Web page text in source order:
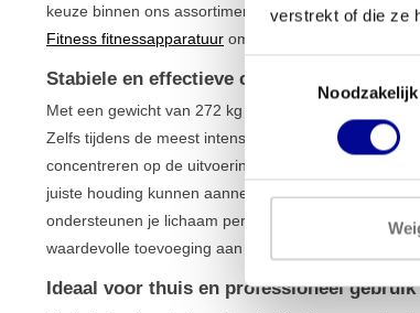
verstrekt of die ze
Noodzakelijk
keuze binnen ons assortiment
krachtapparatuur. Het
Fitness fitnessapparatuur om bekend staat.
Stabiele en effectieve core training
Met een gewicht van 272 kg biedt de Life Fitness
Zelfs tijdens de meest intensieve trainingen blijft dit
concentreren op de uitvoering. De machine is
juiste houding kunnen aannemen voor een
ondersteunen je lichaam perfect, terwijl je de
waardevolle toevoeging aan elke trainingsruimte
Ideaal voor thuis en professioneel gebruik